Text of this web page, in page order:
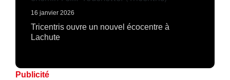
16 janvier 2026
Tricentris ouvre un nouvel écocentre à
Lachute
Publicité